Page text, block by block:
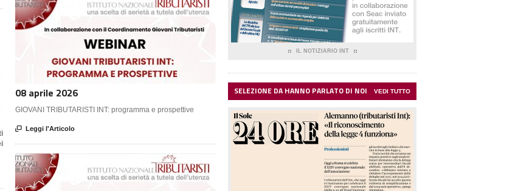
08 aprile 2026
GIOVANI TRIBUTARISTI INT: programma e prospettive
 Leggi l'Articolo
IL NOTIZIARIO INT
SELEZIONE DA HANNO PARLATO DI NOI VEDI TUTTO